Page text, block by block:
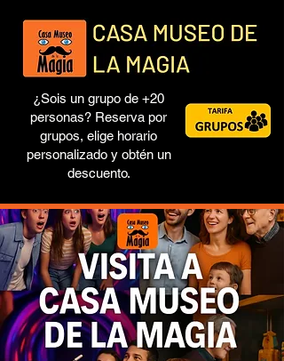
¿Sois un grupo de +20
personas? Reserva por
grupos, elige horario
personalizado y obtén un
descuento.